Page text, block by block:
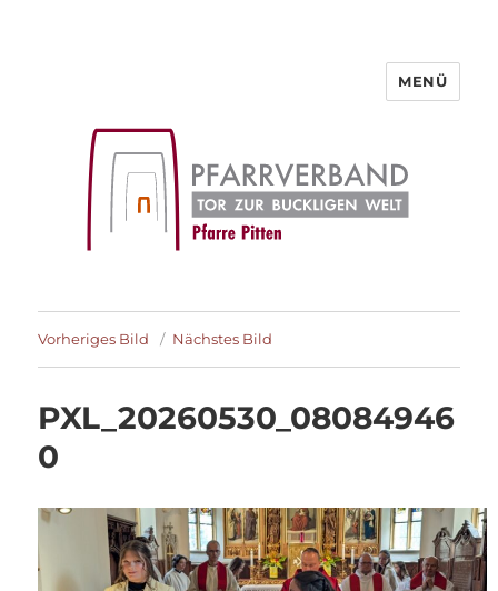
MENÜ
Vorheriges Bild Nächstes Bild
PXL_20260530_08084946
0